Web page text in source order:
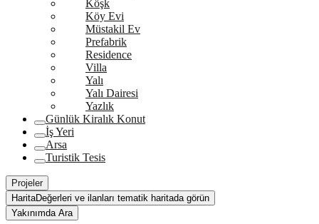
Köşk
Köy Evi
Müstakil Ev
Prefabrik
Residence
Villa
Yalı
Yalı Dairesi
Yazlık
Günlük Kiralık Konut
İş Yeri
Arsa
Turistik Tesis
Projeler
HaritaDeğerleri ve ilanları tematik haritada görün
Yakınımda Ara